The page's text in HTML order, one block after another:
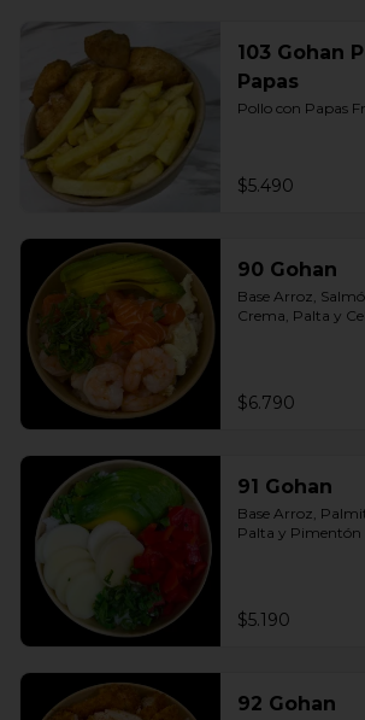
103 Gohan
Papas
Pollo con Papas
$5.490
90 Gohan
Base Arroz,
Crema, Palta y
$6.790
91 Gohan
Base Arroz,
Palta y Pimentón
$5.190
92 Gohan